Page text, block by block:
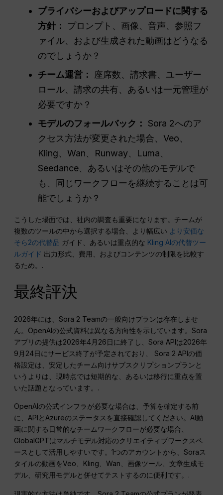
プライバシーおよびアップロードに関する
方針：
プロンプト、画像、音声、参照フ
ァイル、および生成された動画はどうなる
のでしょうか？
チーム運営：
座席数、請求書、ユーザー
ロール、請求の共有、あるいは一元管理が
必要ですか？
モデルのフォールバック：
Sora 2へのア
クセス方法が変更された場合、Veo、
Kling、Wan、Runway、Luma、
Seedance、あるいはその他のモデルで
も、同じワークフローを継続することは可
能でしょうか？
こうした場面では、社内の調査も重要になります。チームが
複数のツールの中から選択する場合、より幅広い より安価な
そら2の代替品 ガイド、あるいは重点的な Kling AIの代替ツー
ルガイド 出力形式、費用、およびコンテンツの制限を比較す
るため。.
最終評決
2026年には、Sora 2 Teamの一般向けプランは存在しませ
ん。OpenAIの公式資料は異なる方向性を示しています。Sora
アプリの提供は2026年4月26日に終了し、Sora APIは2026年
9月24日にサービス終了が予定されており、 Sora 2 APIの価
格設定は、安定したチーム向けサブスクリプションプランと
いうよりは、現時点では短期的な、あるいは移行に重点を置
いた話題となっています。.
OpenAIの公式インフラが必要な場合は、予算を確定する前
に、APIとAzureのステータスを直接確認してください。AI動
画に関する日常的なチームワークフローが必要な場合、
GlobalGPTはマルチモデル対応のクリエイティブワークスペ
ースとして活用しやすいです。1つのアカウントから、Soraス
タイルの動画をVeo、Kling、Wan、画像ツール、文章生成モ
デル、研究用モデルと併せてテストするのに便利です。.